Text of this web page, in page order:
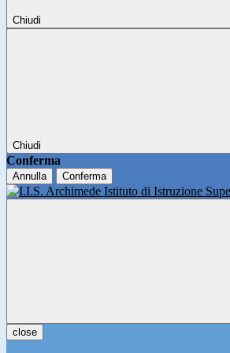
Chiudi
Chiudi
Conferma
Annulla Conferma
Istituto di Istruzione
close